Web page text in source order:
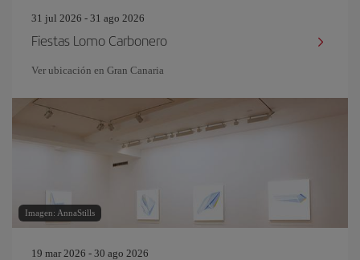
31 jul 2026 - 31 ago 2026
Fiestas Lomo Carbonero
Ver ubicación en Gran Canaria
Imagen: AnnaStills
19 mar 2026 - 30 ago 2026